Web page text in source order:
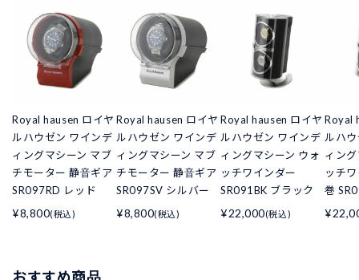
Royal hausen ロイヤ
ルハウゼン ワインデ
ィングマシーン マブ
チモーター 静音ギア
SR097RD レッド
¥8,800(税込)
Royal hausen ロイヤ
ルハウゼン ワインデ
ィングマシーン マブ
チモーター 静音ギア
SR097SV シルバー
¥8,800(税込)
Royal hausen ロイヤ
ルハウゼン ワインデ
ィングマシーン ウォ
ッチワインダー
SR091BK ブラック
¥22,000(税込)
Royal
ルハ
ィン
ッチ
巻